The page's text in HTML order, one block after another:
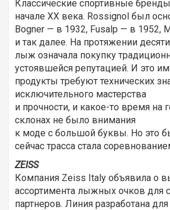
Классические спортивные
начале XX века. Rossignol был
Bogner — в 1932, Fusalp — в 1952,
и так далее. На протяжении
лыж означала покупку
устоявшейся репутацией. И это
продукты требуют технических
исключительного мастерства
и прочности, и какое-то время
склонах не было внимания
к моде с большой буквы. Но это
сейчас трасса стала
ZEISS
Компания Zeiss Italy объявила о
ассортимента лыжных очков для
партнеров. Линия разработана